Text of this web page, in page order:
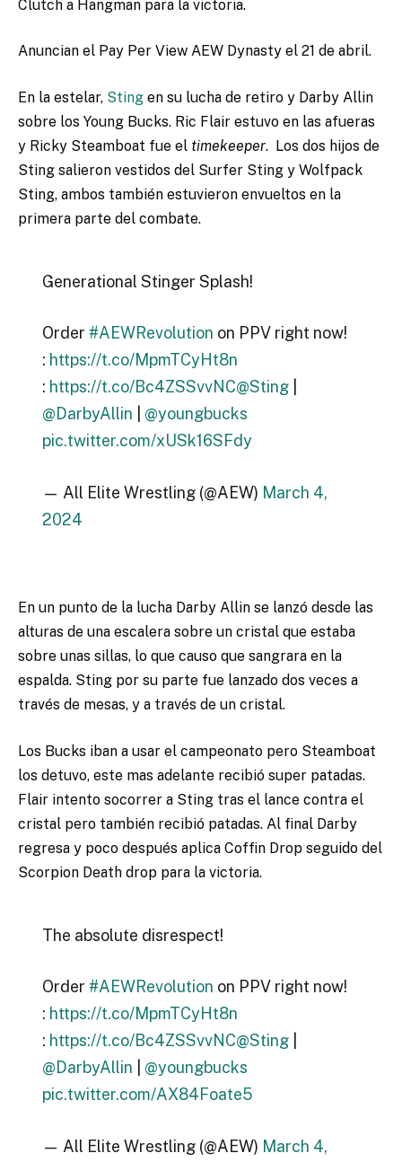
Clutch a Hangman para la victoria.
Anuncian el Pay Per View AEW Dynasty el 21 de abril.
En la estelar, Sting en su lucha de retiro y Darby Allin
sobre los Young Bucks. Ric Flair estuvo en las afueras
y Ricky Steamboat fue el timekeeper. Los dos hijos de
Sting salieron vestidos del Surfer Sting y Wolfpack
Sting, ambos también estuvieron envueltos en la
primera parte del combate.
Generational Stinger Splash!
Order #AEWRevolution on PPV right now!
: https://t.co/MpmTCyHt8n
: https://t.co/Bc4ZSSvvNC@Sting|
@DarbyAllin
@youngbucks
pic.twitter.com/xUSk16SFdy
— All Elite Wrestling (@AEW) March 4,
2024
En un punto de la lucha Darby Allin se lanzó desde las
alturas de una escalera sobre un cristal que estaba
sobre unas sillas, lo que causo que sangrara en la
espalda. Sting por su parte fue lanzado dos veces a
través de mesas, y a través de un cristal.
Los Bucks iban a usar el campeonato pero Steamboat
los detuvo, este mas adelante recibió super patadas.
Flair intento socorrer a Sting tras el lance contra el
cristal pero también recibió patadas. Al final Darby
regresa y poco después aplica Coffin Drop seguido del
Scorpion Death drop para la victoria.
The absolute disrespect!
Order #AEWRevolution on PPV right now!
: https://t.co/MpmTCyHt8n
: https://t.co/Bc4ZSSvvNC@Sting|
@DarbyAllin
@youngbucks
pic.twitter.com/AX84Foate5
— All Elite Wrestling (@AEW) March 4,